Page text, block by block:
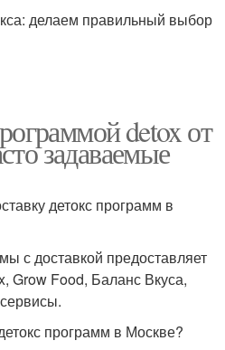
делаем правильный выбор
detox от
задаваемые
детокс программ в
с доставкой предоставляет
Grow Food, Баланс Вкуса,
программ в Москве?